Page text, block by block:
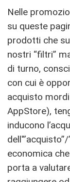
Nelle
su queste
prodotti che
nostri “filtri”
di turno,
con cui è
acquisto
AppStore),
inducono
economica
porta a